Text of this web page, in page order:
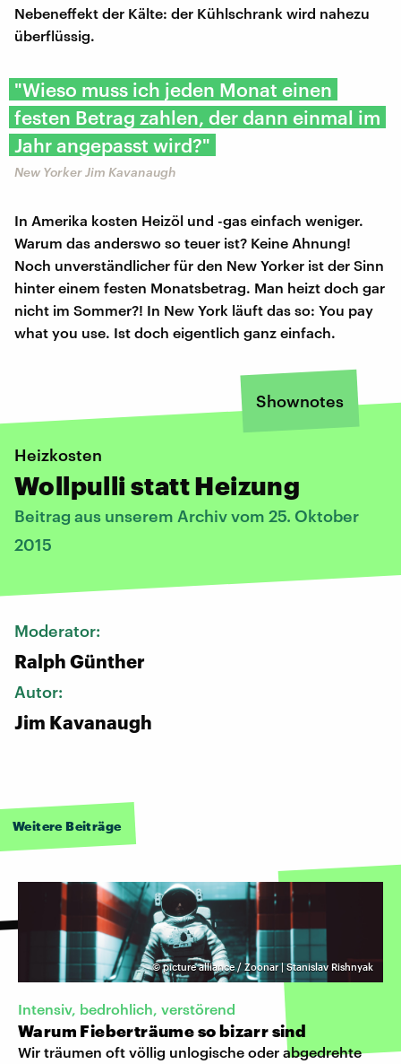
Nebeneffekt der Kälte: der Kühlschrank wird nahezu
überflüssig.
"Wieso muss ich jeden Monat einen
festen Betrag zahlen, der dann einmal im
Jahr angepasst wird?"
New Yorker Jim Kavanaugh
In Amerika kosten Heizöl und -gas einfach weniger.
Warum das anderswo so teuer ist? Keine Ahnung!
Noch unverständlicher für den New Yorker ist der Sinn
hinter einem festen Monatsbetrag. Man heizt doch gar
nicht im Sommer?! In New York läuft das so: You pay
what you use. Ist doch eigentlich ganz einfach.
Shownotes
Heizkosten
Wollpulli statt Heizung
Beitrag aus unserem Archiv vom 25. Oktober
2015
Moderator:
Ralph Günther
Autor:
Jim Kavanaugh
Weitere Beiträge
©picture alliance / Zoonar | Stanislav Rishnyak
Intensiv, bedrohlich, verstörend
Warum Fieberträume so bizarr sind
Wir träumen oft völlig unlogische oder abgedrehte